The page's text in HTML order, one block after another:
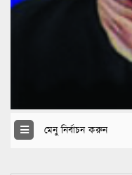
মেনু নির্বাচন করুন